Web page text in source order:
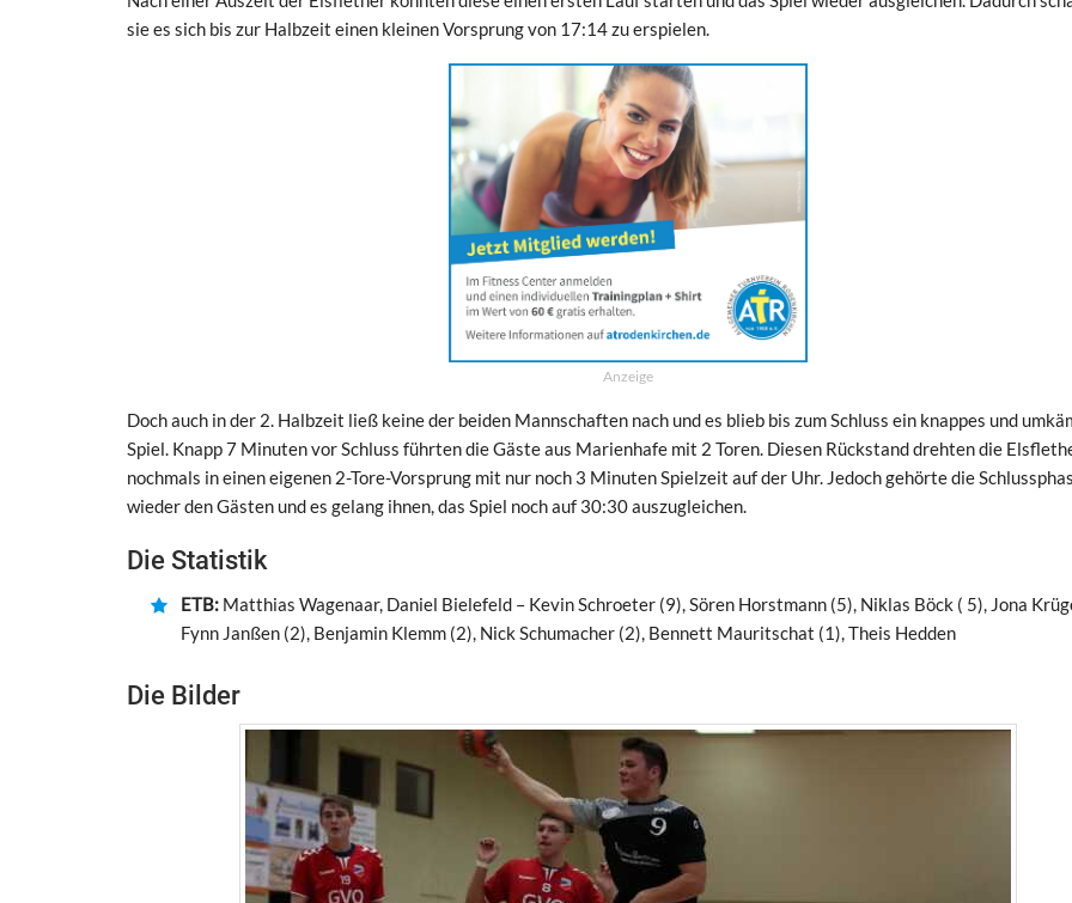
sie es sich bis zur Halbzeit einen kleinen Vorsprung von 17:14 zu erspielen.
Anzeige
Doch auch in der 2. Halbzeit ließ keine der beiden Mannschaften nach und es blieb bis zum Schluss ein knappes und
Spiel. Knapp 7 Minuten vor Schluss führten die Gäste aus Marienhafe mit 2 Toren. Diesen Rückstand drehten die
nochmals in einen eigenen 2-Tore-Vorsprung mit nur noch 3 Minuten Spielzeit auf der Uhr. Jedoch gehörte die
wieder den Gästen und es gelang ihnen, das Spiel noch auf 30:30 auszugleichen.
Die Statistik
ETB: Matthias Wagenaar, Daniel Bielefeld – Kevin Schroeter (9), Sören Horstmann (5), Niklas Böck ( 5), Jona
Fynn Janßen (2), Benjamin Klemm (2), Nick Schumacher (2), Bennett Mauritschat (1), Theis Hedden
Die Bilder